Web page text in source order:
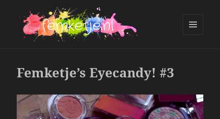
Femketje’s Eyecandy! #3